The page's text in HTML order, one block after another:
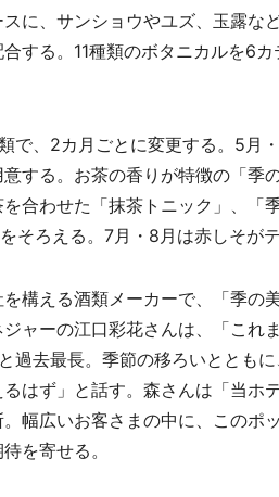
に、サンショウやユズ、玉露な
する。11種類のボタニカルを6
で、2カ月ごとに変更する。5月
する。お茶の香りが特徴の「季
を合わせた「抹茶トニック」、「
そろえる。7月・8月は赤しそが
構える酒類メーカーで、「季の
ャーの江口彩花さんは、「これ
過去最長。季節の移ろいととも
はず」と話す。森さんは「当ホ
幅広いお客さまの中に、このポ
を寄せる。